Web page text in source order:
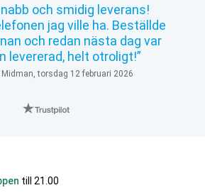
och smidig leverans!
jag ville ha. Beställde
och redan nästa dag var
levererad, helt otroligt!
Midman, torsdag 12 februari 2026
till 21.00